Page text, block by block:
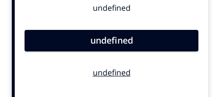
Contentmarketing